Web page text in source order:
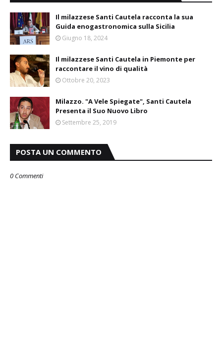
Il milazzese Santi Cautela racconta la sua
Guida enogastronomica sulla Sicilia
Giugno 18, 2024
Il milazzese Santi Cautela in Piemonte per
raccontare il vino di qualità
Ottobre 20, 2023
Milazzo. "A Vele Spiegate", Santi Cautela
Presenta il Suo Nuovo Libro
Settembre 25, 2019
POSTA UN COMMENTO
0 Commenti